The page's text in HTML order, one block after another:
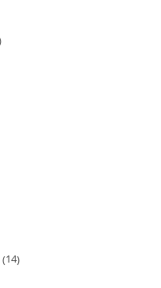
14